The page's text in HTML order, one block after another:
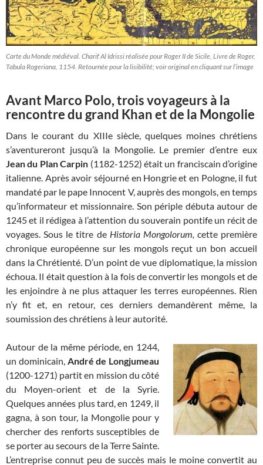
Carte du Monde médiéval. Charif Al Idrissi réalisée pour Roger II de Sicile, Livre de Roger,
Tabula Rogeriana, 1154. Retournée pour la lisibilité; voir original en cliquant sur l’image
Avant Marco Polo, trois voyageurs à la
rencontre du grand Khan et de la Mongolie
Dans le courant du XIIIe siècle, quelques moines chrétiens
s’aventureront jusqu’à la Mongolie. Le premier d’entre eux
Jean du Plan Carpin (1182-1252) était un franciscain d’origine
italienne. Après avoir séjourné en Hongrie et en Pologne, il fut
mandaté par le pape Innocent V, auprès des mongols, en temps
qu’informateur et missionnaire. Son périple débuta autour de
1245 et il rédigea à l’attention du souverain pontife un récit de
voyages. Sous le titre de Historia Mongolorum, cette première
chronique européenne sur les mongols reçut un bon accueil
dans la Chrétienté. D’un point de vue diplomatique, la mission
échoua. Il était question à la fois de convertir les mongols et de
les enjoindre à ne plus attaquer les terres européennes. Rien
n’y fit et, en retour, ces derniers demandèrent même, la
soumission des chrétiens à leur autorité.
Autour de la même période, en 1244,
un dominicain, André de Longjumeau
(1200-1271) partit en mission du côté
du Moyen-orient et de la Syrie.
Quelques années plus tard, en 1249, il
gagna, à son tour, la Mongolie pour y
chercher des renforts susceptibles de
se porter au secours de la Terre Sainte.
L’entreprise connut peu de succès mais le moine convertit au